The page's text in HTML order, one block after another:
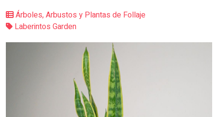
Árboles, Arbustos y Plantas de Follaje
Laberintos Garden